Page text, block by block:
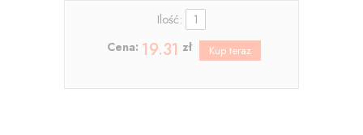
Ilość:
Cena: 19.31 zł